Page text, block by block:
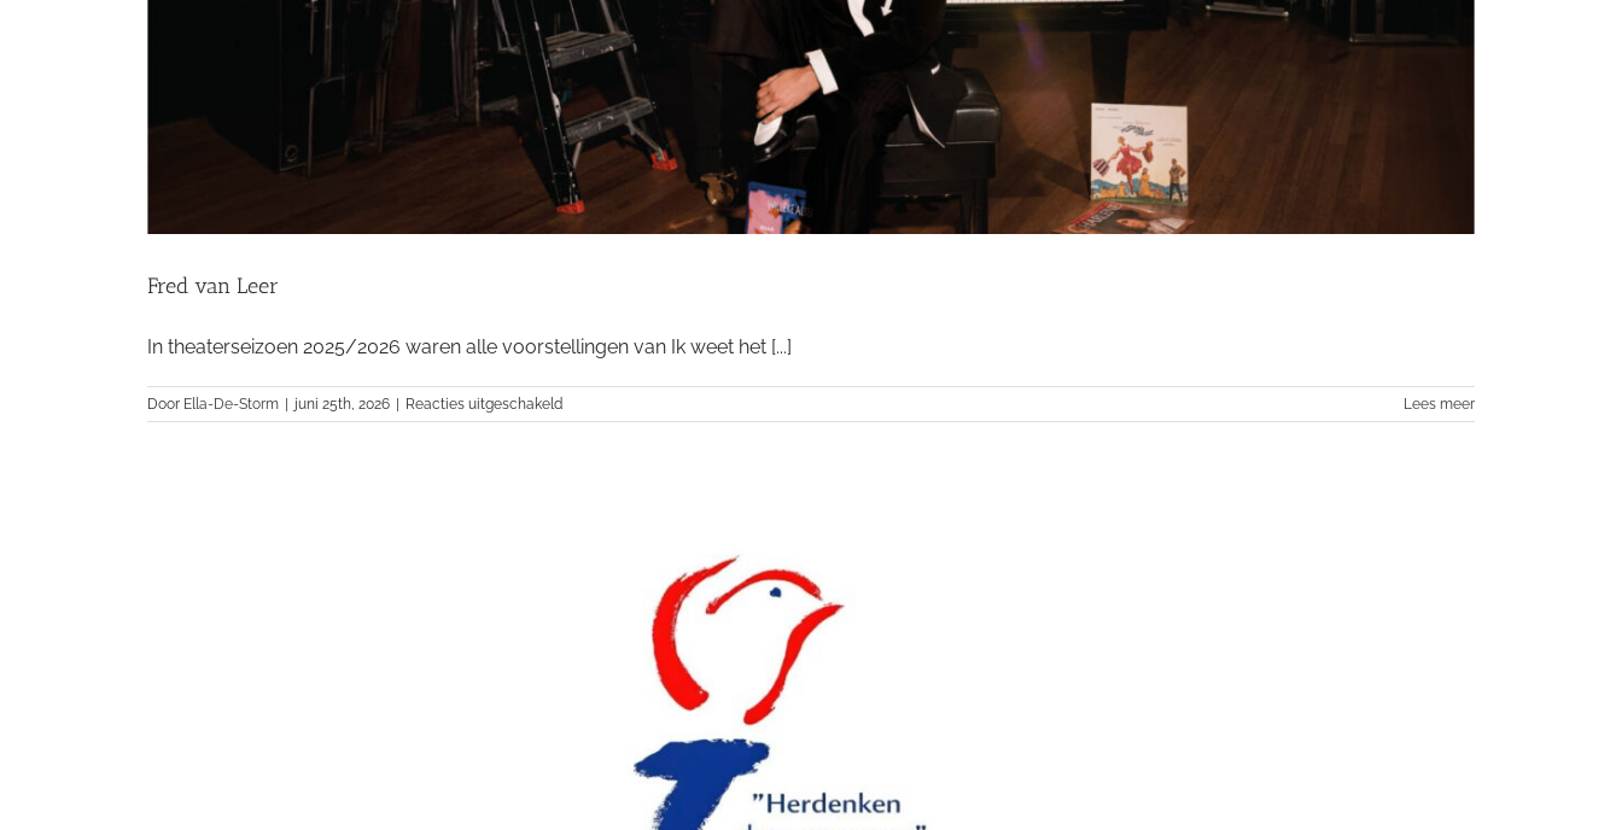
Fred van Leer
In theaterseizoen 2025/2026 waren alle voorstellingen van Ik weet het [...]
Door Ella-De-Storm juni 25th, 2026 Reacties uitgeschakeld
Fred
Lees meer